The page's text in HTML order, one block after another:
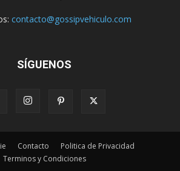
contacto@gossipvehiculo.com
SÍGUENOS
Contacto
Politica de Privacidad
Terminos y Condiciones